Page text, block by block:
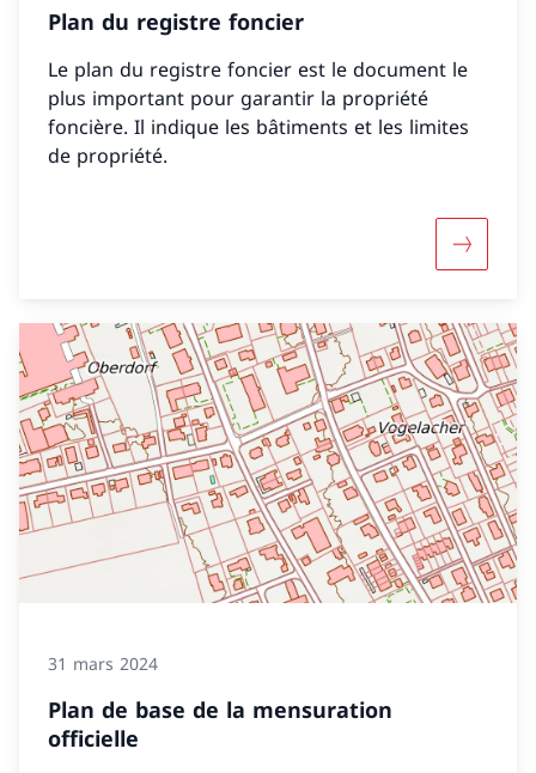
Plan du registre foncier
Le plan du registre foncier est le document le
plus important pour garantir la propriété
foncière. Il indique les bâtiments et les limites
de propriété.
31 mars 2024
Plan de base de la mensuration
officielle